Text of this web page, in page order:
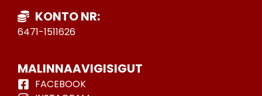
KONTO NR:
6471-1511626
MALINNAAVIGISIGUT
FACEBOOK